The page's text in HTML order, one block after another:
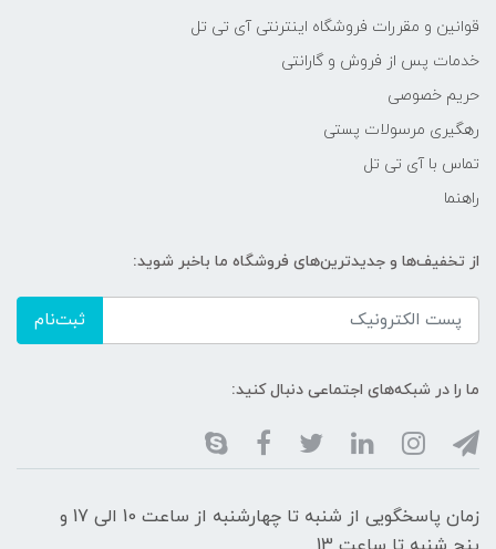
قوانین و مقررات فروشگاه اینترنتی آی تی تل
خدمات پس از فروش و گارانتی
حریم خصوصی
رهگیری مرسولات پستی
تماس با آی تی تل
راهنما
از تخفیف‌ها و جدیدترین‌های فروشگاه ما باخبر شوید:
ثبت‌نام
ما را در شبکه‌های اجتماعی دنبال کنید:
زمان پاسخگویی از شنبه تا چهارشنبه از ساعت 10 الی 17 و